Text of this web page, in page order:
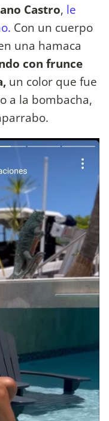
Castro, le
Con un cuerpo
una hamaca
con frunce
un color que fue
a la bombacha,